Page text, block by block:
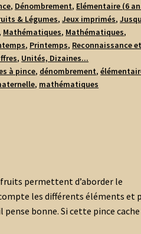
, Dénombrement, Elémentaire (6
& Légumes,Jeux imprimés,
, Mathématiques, Mathématiques,
, Printemps, Reconnaissance et
, Unités, Dizaines...
à pince, dénombrement,
, mathématiques
permettent d’aborder le
les différents éléments et
pense bonne. Si cette pince